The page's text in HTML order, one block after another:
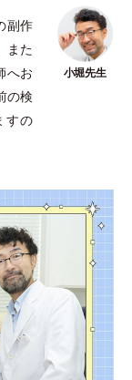
副作
また
へお
の検
すの